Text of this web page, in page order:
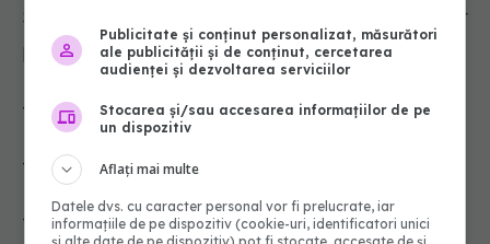
Simptomele unui anevrism cerebral neperforat
pot include:
- Durere deasupra și în spatele unui ochi.
- O pupilă dilatată.
- O modificare a vederii sau vedere dublă.
Publicitate și conținut personalizat, măsurători
ale publicității și de conținut, cercetarea
audienței și dezvoltarea serviciilor
Stocarea și/sau accesarea informațiilor de pe
un dispozitiv
Aflați mai multe
Datele dvs. cu caracter personal vor fi prelucrate, iar
informațiile de pe dispozitiv (cookie-uri, identificatori unici